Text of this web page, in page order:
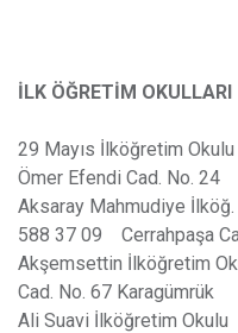
İLK ÖĞRETİM OKULLARI
29 Mayıs İlköğretim
Ömer Efendi Cad. No. 24
Aksaray Mahmudiye
588 37 09 Cerrahpaşa
Akşemsettin İlköğretim
Cad. No. 67 Karagümrük
Ali Suavi İlköğretim